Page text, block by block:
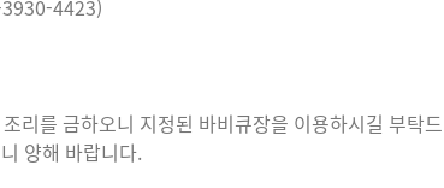
3930-4423)
리를 금하오니 지정된 바비큐장을 이용하시길 부탁
양해 바랍니다.